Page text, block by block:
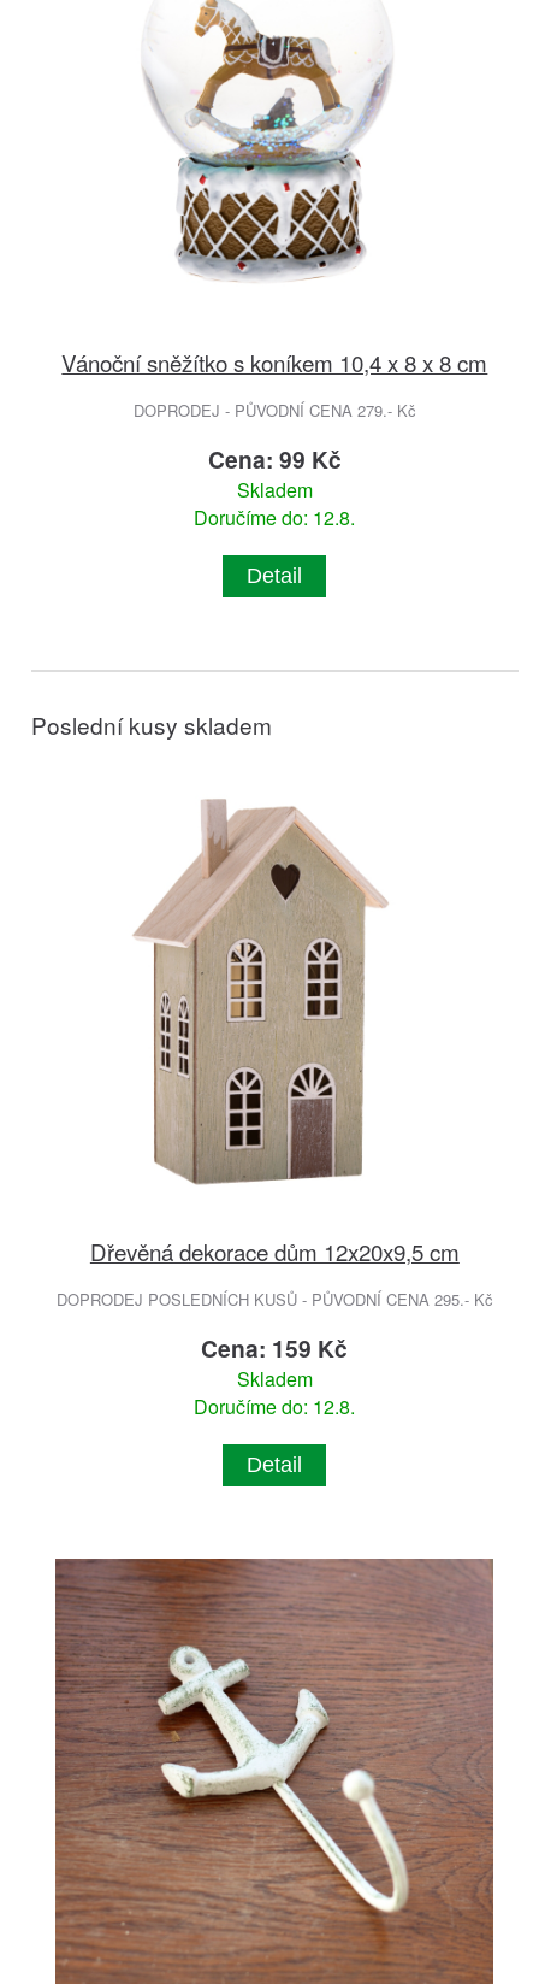
Vánoční sněžítko s koníkem 10,4 x 8 x 8 cm
DOPRODEJ - PŮVODNÍ CENA 279.- Kč
Cena: 99 Kč
Skladem
Doručíme do: 12.8.
Detail
Poslední kusy skladem
Dřevěná dekorace dům 12x20x9,5 cm
DOPRODEJ POSLEDNÍCH KUSŮ - PŮVODNÍ CENA 295.- Kč
Cena: 159 Kč
Skladem
Doručíme do: 12.8.
Detail